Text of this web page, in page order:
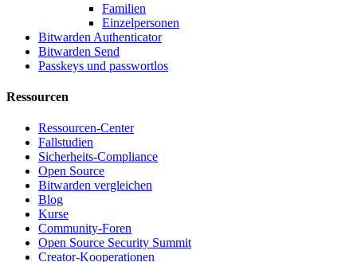
Familien
Einzelpersonen
Bitwarden Authenticator
Bitwarden Send
Passkeys und passwortlos
Ressourcen
Ressourcen-Center
Fallstudien
Sicherheits-Compliance
Open Source
Bitwarden vergleichen
Blog
Kurse
Community-Foren
Open Source Security Summit
Creator-Kooperationen